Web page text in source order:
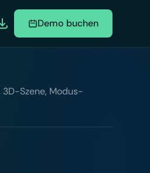
Demo buchen
Szene, Modus-